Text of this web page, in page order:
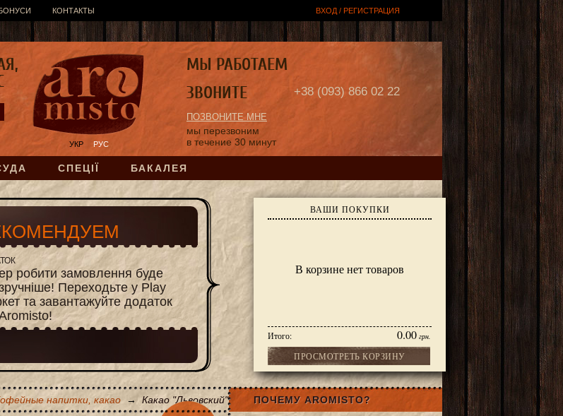
КОНТАКТЫ ВХОД / РЕГИСТРАЦИЯ
СПЕЦІЇ БАКАЛЕЯ
УКР РУС
ВАШИ ПОКУПКИ
В корзине нет товаров
Итого: 0.00 грн.
ПРОСМОТРЕТЬ КОРЗИНУ
+38 (093) 866 02 22
ПОЗВОНИТЕ МНЕ
мы перезвоним
в течение 30 минут
МЫ РАБОТАЕМ
ЗВОНИТЕ
робити замовлення буде
Переходьте у Play
та завантажуйте додаток
напитки, какао → Какао "Львовский" (Lviv’s Hot Chocolate) 500 г
ПОЧЕМУ AROMISTO?